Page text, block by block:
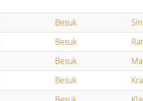
Besuk
Besuk
Besuk
Besuk